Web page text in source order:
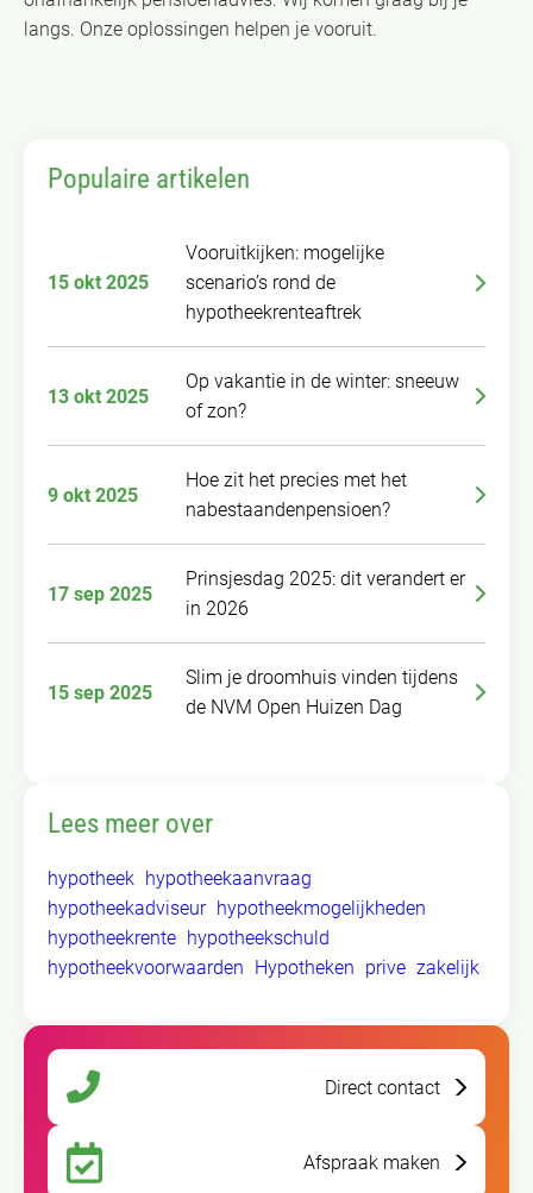
langs. Onze oplossingen helpen je vooruit.
Populaire artikelen
15 okt 2025
Vooruitkijken: mogelijke
scenario’s rond de
hypotheekrenteaftrek
13 okt 2025
Op vakantie in de winter: sneeuw
of zon?
9 okt 2025
Hoe zit het precies met het
nabestaandenpensioen?
17 sep 2025
Prinsjesdag 2025: dit verandert er
in 2026
15 sep 2025
Slim je droomhuis vinden tijdens
de NVM Open Huizen Dag
Lees meer over
hypotheek hypotheekaanvraag
hypotheekadviseur hypotheekmogelijkheden
hypotheekrente hypotheekschuld
hypotheekvoorwaarden
Hypotheken prive zakelijk
Direct contact
Afspraak maken